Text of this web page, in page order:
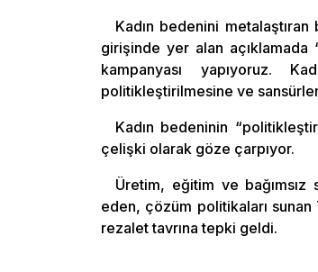
Kadın bedenini metalaştıran
girişinde yer alan
kampanyası yapıyoruz.
politikleştirilmesine ve
Kadın bedeninin
çelişki olarak göze çarpıyor.
Üretim, eğitim ve
eden, çözüm politikaları
rezalet tavrına tepki geldi.